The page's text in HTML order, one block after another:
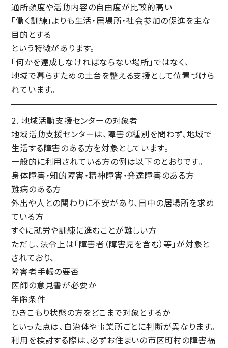
通所頻度や活動内容の自由度が比較的高い
「働く訓練」よりも生活・居場所・社会参加の促進を主な
目的とする
という特徴があります。
「何かを達成しなければならない場所」ではなく、
地域で暮らすための土台を整える支援として位置づけら
れています。
2. 地域活動支援センターの対象者
地域活動支援センターは、障害の種別を問わず、地域で
生活する障害のある方を対象としています。
一般的に利用されている方の例は以下のとおりです。
身体障害・知的障害・精神障害・発達障害のある方
難病のある方
外出や人との関わりに不安があり、日中の居場所を求め
ている方
すぐに就労や訓練に進むことが難しい方
ただし、法令上は「障害者（障害児を含む）等」が対象と
されており、
障害者手帳の要否
医師の意見書が必要か
年齢条件
ひきこもり状態の方をどこまで対象とするか
といった点は、 自治体や事業所ごとに判断が異なります。
利用を検討する際は、必ずお住まいの市区町村の障害福